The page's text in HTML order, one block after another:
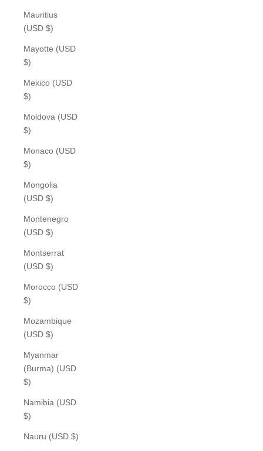
Mauritius
(USD $)
Mayotte (USD
$)
Mexico (USD
$)
Moldova (USD
$)
Monaco (USD
$)
Mongolia
(USD $)
Montenegro
(USD $)
Montserrat
(USD $)
Morocco (USD
$)
Mozambique
(USD $)
Myanmar
(Burma) (USD
$)
Namibia (USD
$)
Nauru (USD $)